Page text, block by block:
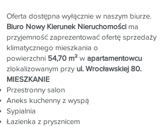
Oferta dostępna wyłącznie w naszym biurze.
Biuro Nowy Kierunek Nieruchomości ma
przyjemność zaprezentować ofertę sprzedaży
klimatycznego mieszkania o
powierzchni 54,70 m² w apartamentowcu
zlokalizowanym przy ul. Wrocławskiej 80.
MIESZKANIE
Przestronny salon
Aneks kuchenny z wyspą
Sypialnia
Łazienka z prysznicem